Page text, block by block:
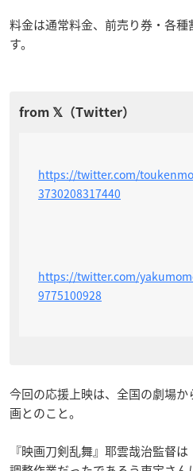
料金は通常料金、前売り券・各
す。
https://twitter.com/
3730208317440
https://twitter.com/
9775100928
今回の応援上映は、全国の劇場
画とのこと。
『映画刀剣乱舞』耶雲哉治監督